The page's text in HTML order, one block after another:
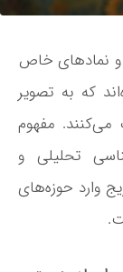
و نمادهای خاص
که به تصویر
مفهوم
تحلیلی و
وارد حوزه‌های